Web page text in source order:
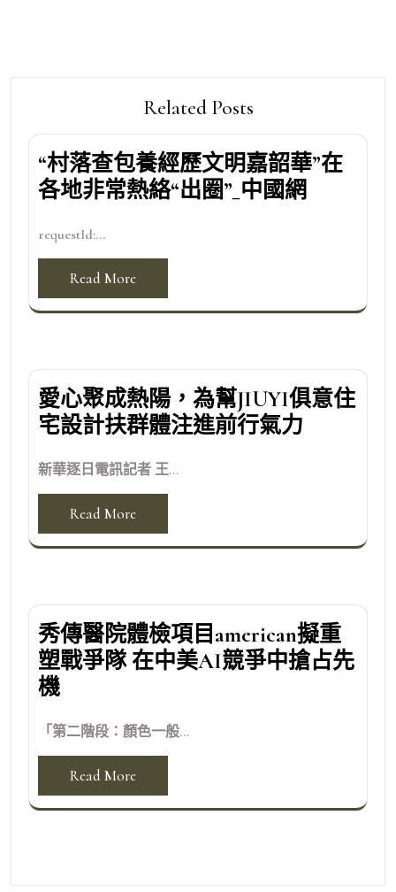
Related Posts
“村落查包養經歷文明嘉韶華”在
各地非常熱絡“出圈”_中國網
requestId:...
Read More
愛心聚成熱陽，為幫JIUYI俱意住
宅設計扶群體注進前行氣力
新華逐日電訊記者 王...
Read More
秀傳醫院體檢項目american擬重
塑戰爭隊 在中美AI競爭中搶占先
機
「第二階段：顏色一般...
Read More